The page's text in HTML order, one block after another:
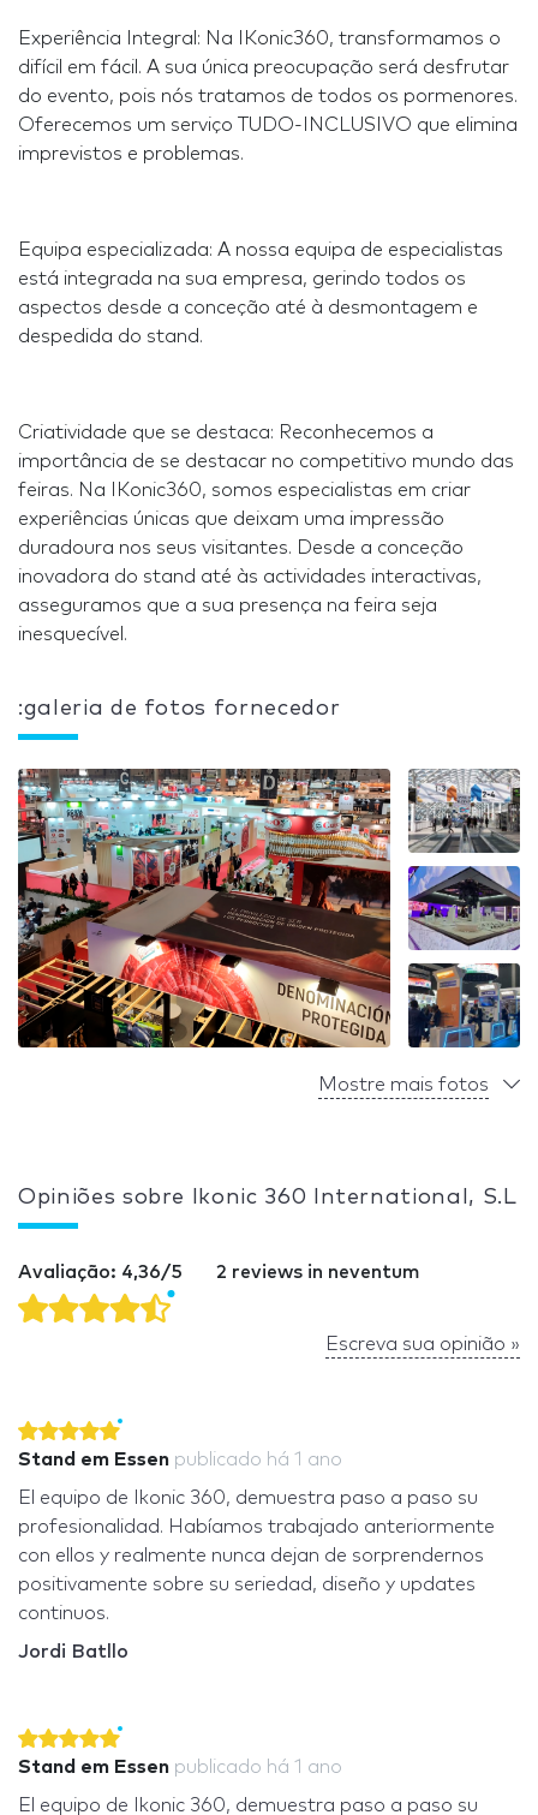
Experiência Integral: Na IKonic360, transformamos o
difícil em fácil. A sua única preocupação será desfrutar
do evento, pois nós tratamos de todos os pormenores.
Oferecemos um serviço TUDO-INCLUSIVO que elimina
imprevistos e problemas.
Equipa especializada: A nossa equipa de especialistas
está integrada na sua empresa, gerindo todos os
aspectos desde a conceção até à desmontagem e
despedida do stand.
Criatividade que se destaca: Reconhecemos a
importância de se destacar no competitivo mundo das
feiras. Na IKonic360, somos especialistas em criar
experiências únicas que deixam uma impressão
duradoura nos seus visitantes. Desde a conceção
inovadora do stand até às actividades interactivas,
asseguramos que a sua presença na feira seja
inesquecível.
:galeria de fotos fornecedor
Mostre mais fotos
Opiniões sobre Ikonic 360 International, S.L
Avaliação: 4,36/5 2 reviews in neventum
Escreva sua opinião »
Stand em Essen publicado há 1 ano
El equipo de Ikonic 360, demuestra paso a paso su
profesionalidad. Habíamos trabajado anteriormente
con ellos y realmente nunca dejan de sorprendernos
positivamente sobre su seriedad, diseño y updates
continuos.
Jordi Batllo
Stand em Essen publicado há 1 ano
El equipo de Ikonic 360, demuestra paso a paso su